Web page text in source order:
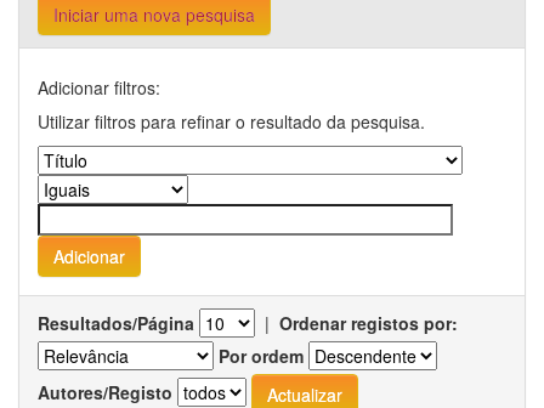
Iniciar uma nova pesquisa
Adicionar filtros:
Utilizar filtros para refinar o resultado da pesquisa.
Resultados/Página | Ordenar registos por:
Por ordem
Autores/Registo